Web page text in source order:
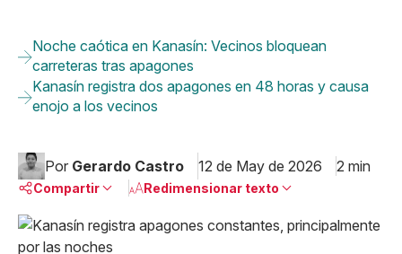
Noche caótica en Kanasín: Vecinos bloquean
carreteras tras apagones
Kanasín registra dos apagones en 48 horas y causa
enojo a los vecinos
Por Gerardo Castro 12 de May de 2026 2 min
Compartir
Linkedin
Redimensionar texto